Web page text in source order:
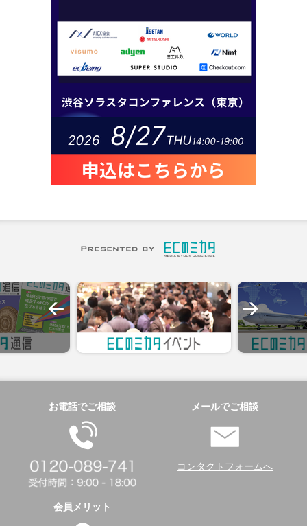
お電話でご相談 メールでご相談
コンタクトフォームへ
会員メリット